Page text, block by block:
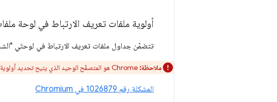
أولوية ملفات تعريف الارتباط في لوحة
تتضمّن جداول ملفات تعريف الارتباط في لوحتَي
ملاحظة:
المشكلة رقم ‎1026879 في Chromium